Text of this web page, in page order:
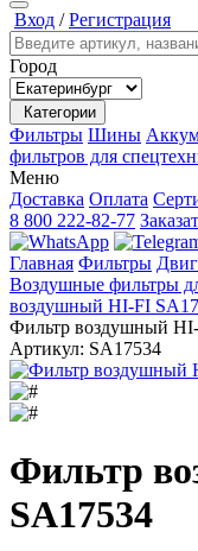
Вход /Регистрация
Город
Категории
Фильтры Шины
фильтров для
Меню
Доставка Оплата
8 800 222-82-77
Главная Фильтры
Воздушные фильтры
воздушный HI-FI
Фильтр воздушный
Артикул: SA17534
Фильтр
SA17534